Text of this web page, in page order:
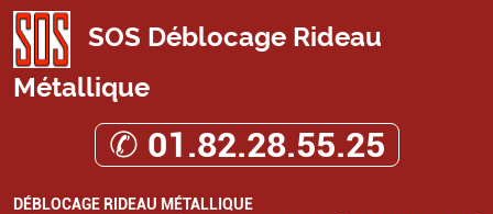
SOS Déblocage Rideau
Métallique
✆ 01.82.28.55.25
DÉBLOCAGE RIDEAU MÉTALLIQUE